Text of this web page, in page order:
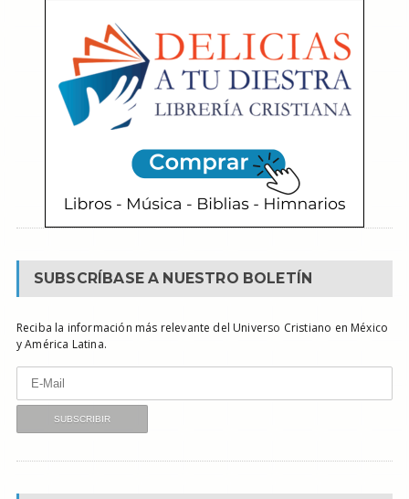
SUBSCRÍBASE A NUESTRO BOLETÍN
Reciba la información más relevante del Universo Cristiano en México
y América Latina.